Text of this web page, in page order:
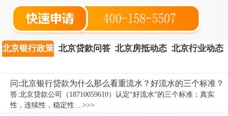
北京银行政策 北京贷款问答 北京房抵动态 北京行业动态
问:北京银行贷款为什么那么看重流水？好流水的三个标准？
答:北京贷款公司（18710059610）认定“好流水”的三个标准：真实
性，连续性，稳定性 ...>>>